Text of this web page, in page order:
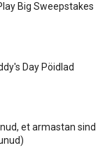
Big Sweepstakes
Day Pöidlad
et armastan sind